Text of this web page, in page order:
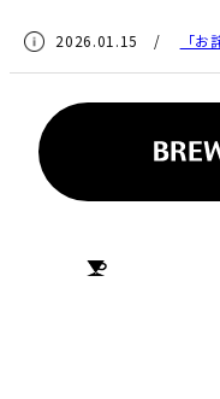
2026.01.15 / 「